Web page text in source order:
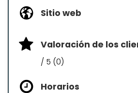
Sitio web
Valoración de los
/ 5 (0)
Horarios